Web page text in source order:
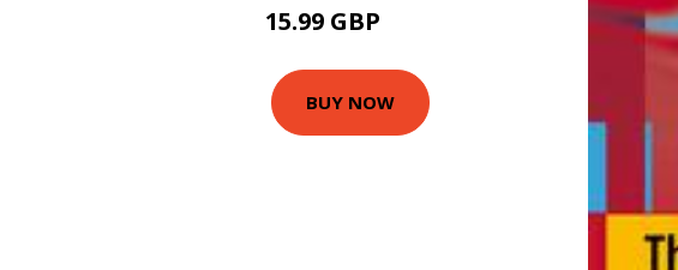
15.99 GBP
BUY NOW